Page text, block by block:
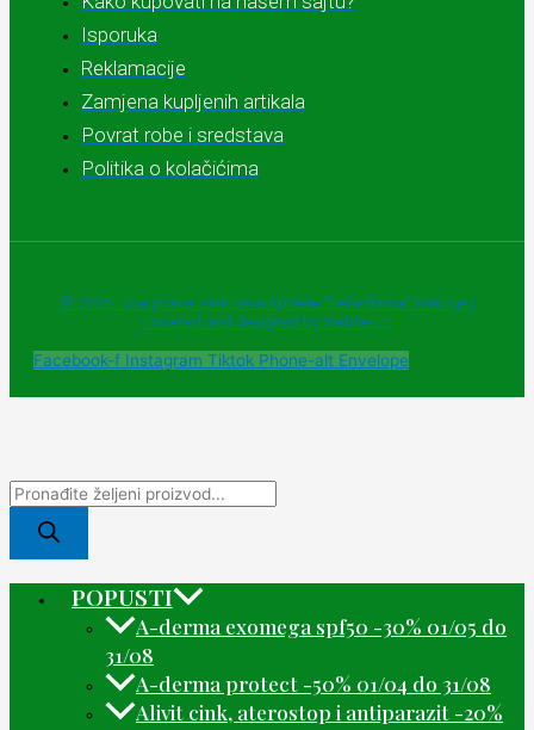
Isporuka
Reklamacije
Zamjena kupljenih artikala
Povrat robe i sredstava
Politika o kolačićima
© 2025 - Sva prava zadržava Apoteke "Belladonna" Trebinje |
Powered and designed by Webherzz
Facebook-f Instagram Tiktok Phone-alt Envelope
POPUSTI
A-derma exomega spf50 -30% 01/05 do
31/08
A-derma protect -50% 01/04 do 31/08
Alivit cink, aterostop i antiparazit -20%